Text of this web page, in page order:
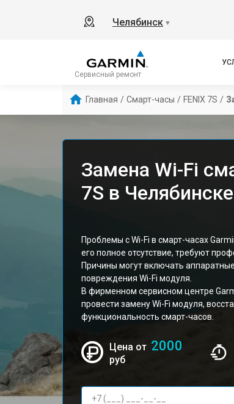
Челябинск ▼
Сервисный ремонт
Главная / Смарт-часы / FENIX 7S /
Замена Wi-Fi
7S в Челябинске
Проблемы с Wi-Fi в смарт-часах
его полное отсутствие, требуют
Причины могут включать
повреждения Wi-Fi модуля.
В фирменном сервисном центре
провести замену Wi-Fi модуля,
функциональность смарт-часов.
Цена от 2000
руб